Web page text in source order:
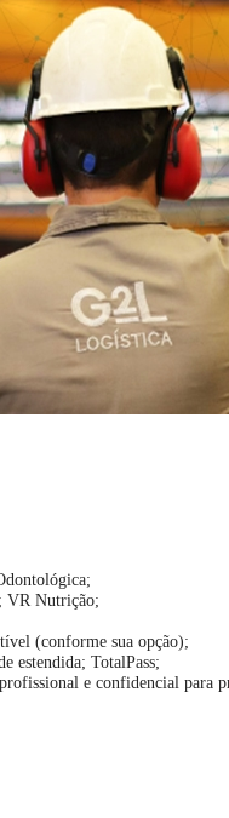
VR Nutrição;
(conforme sua opção);
estendida; TotalPass;
e confidencial para